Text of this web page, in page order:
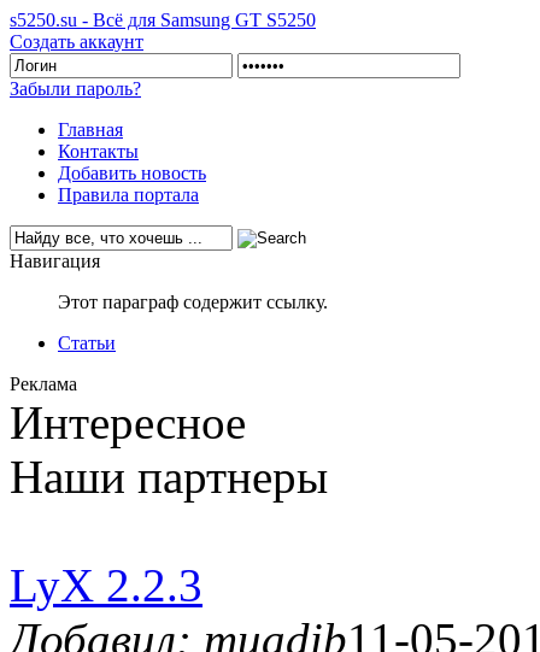
s5250.su - Всё для Samsung GT S5250
Создать аккаунт
Забыли пароль?
Главная
Контакты
Добавить новость
Правила портала
Навигация
Этот параграф содержит ссылку.
Статьи
Реклама
Интересное
Наши партнеры
LyX 2.2.3
Добавил: muadib11-05-